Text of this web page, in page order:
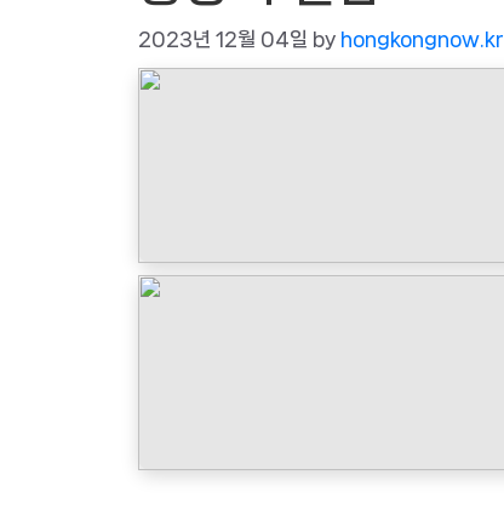
2023년 12월 04일 by hongkongnow.kr